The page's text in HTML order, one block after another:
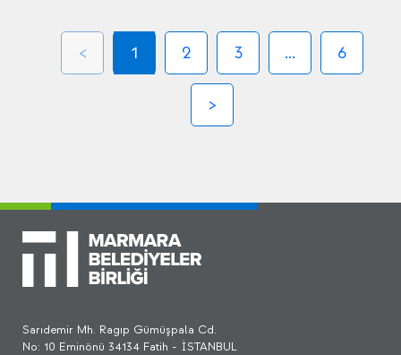
1 2 3 ... 6
Sarıdemir Mh. Ragıp Gümüşpala Cd.
No: 10 Eminönü 34134 Fatih - İSTANBUL